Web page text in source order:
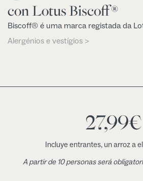
con Lotus Biscoff®
Biscoff® é uma marca registada da
Alergénios e vestígios >
27,99€
Incluye entrantes, un arroz a
A partir de 10 personas será